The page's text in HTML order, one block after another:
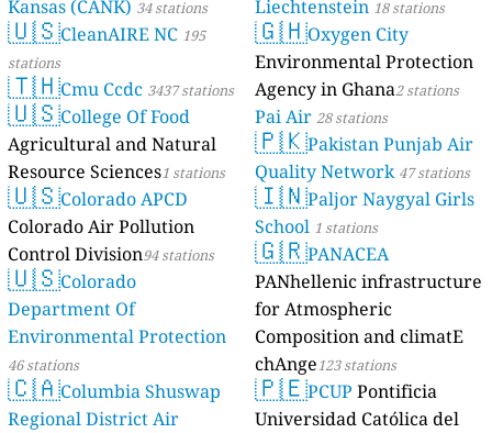
Kansas (CANK) 34 stations
🇺🇸CleanAIRE NC 195
stations
🇹🇭Cmu Ccdc 3437 stations
🇺🇸College Of Food
Agricultural and Natural
Resource Sciences1 stations
🇺🇸Colorado APCD
Colorado Air Pollution
Control Division94 stations
🇺🇸Colorado
Department Of
Environmental Protection
46 stations
🇨🇦Columbia Shuswap
Regional District Air
Liechtenstein 18 stations
🇬🇭Oxygen City
Environmental Protection
Agency in Ghana2 stations
Pai Air 28 stations
🇵🇰Pakistan Punjab Air
Quality Network 47 stations
🇮🇳Paljor Naygyal Girls
School 1 stations
🇬🇷PANACEA
PANhellenic infrastructure
for Atmospheric
Composition and climatE
chAnge123 stations
🇵🇪PCUP Pontificia
Universidad Católica del